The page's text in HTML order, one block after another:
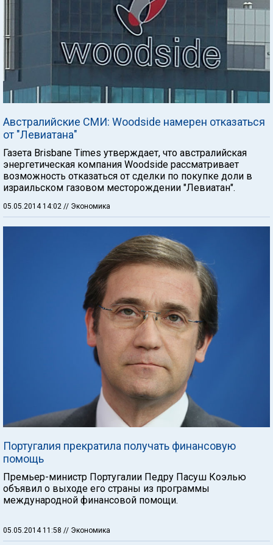
Австралийские СМИ: Woodside намерен отказаться
от "Левиатана"
Газета Brisbane Times утверждает, что австралийская
энергетическая компания Woodside рассматривает
возможность отказаться от сделки по покупке доли в
израильском газовом месторождении "Левиатан".
05.05.2014 14:02 // Экономика
Португалия прекратила получать финансовую
помощь
Премьер-министр Португалии Педру Пасуш Коэлью
объявил о выходе его страны из программы
международной финансовой помощи.
05.05.2014 11:58 // Экономика